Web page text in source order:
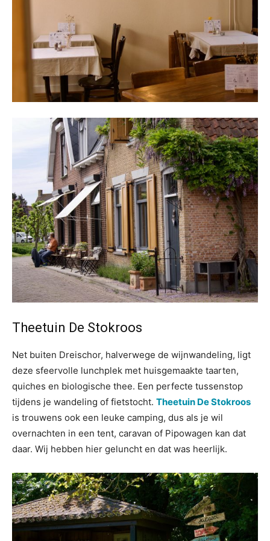
Theetuin De Stokroos
Net buiten Dreischor, halverwege de wijnwandeling, ligt
deze sfeervolle lunchplek met huisgemaakte taarten,
quiches en biologische thee. Een perfecte tussenstop
tijdens je wandeling of fietstocht. Theetuin De Stokroos
is trouwens ook een leuke camping, dus als je wil
overnachten in een tent, caravan of Pipowagen kan dat
daar. Wij hebben hier geluncht en dat was heerlijk.